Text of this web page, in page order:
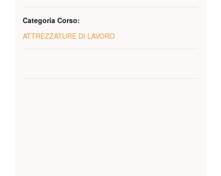
Categoria Corso:
ATTREZZATURE DI LAVORO